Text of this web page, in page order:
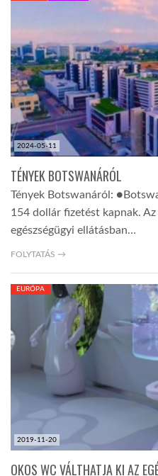
2024-05-11
TÉNYEK BOTSWANÁRÓL
Tények Botswanáról:
154 dollár fizetést kapnak.
egészségügyi ellátásban…
FOLYTATÁS →
2019-11-20
EURÓPA
OKOS WC VÁLTHATJA KI AZ